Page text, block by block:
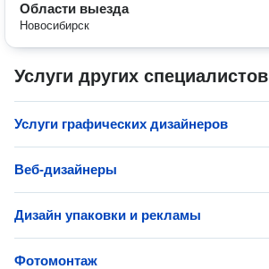
Области выезда
Новосибирск
Услуги других специалистов
Услуги графических дизайнеров
Веб-дизайнеры
Дизайн упаковки и рекламы
Фотомонтаж